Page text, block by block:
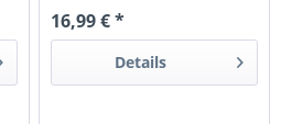
16,99 € *
Details